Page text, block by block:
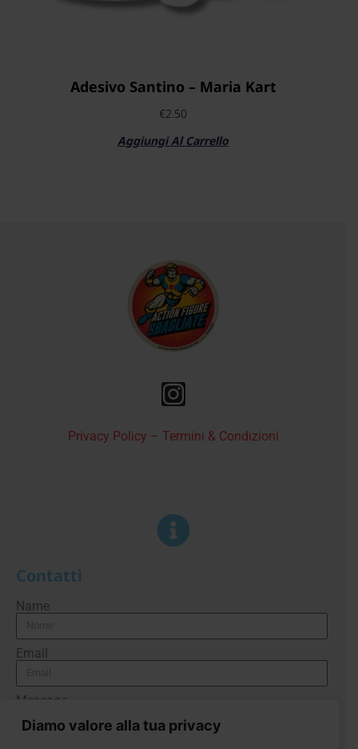
Diamo valore alla tua privacy
Adesivo Santino – Maria Kart
€2.50
Aggiungi Al Carrello
Privacy Policy – Termini & Condizioni
Contatti
Name
Email
Message